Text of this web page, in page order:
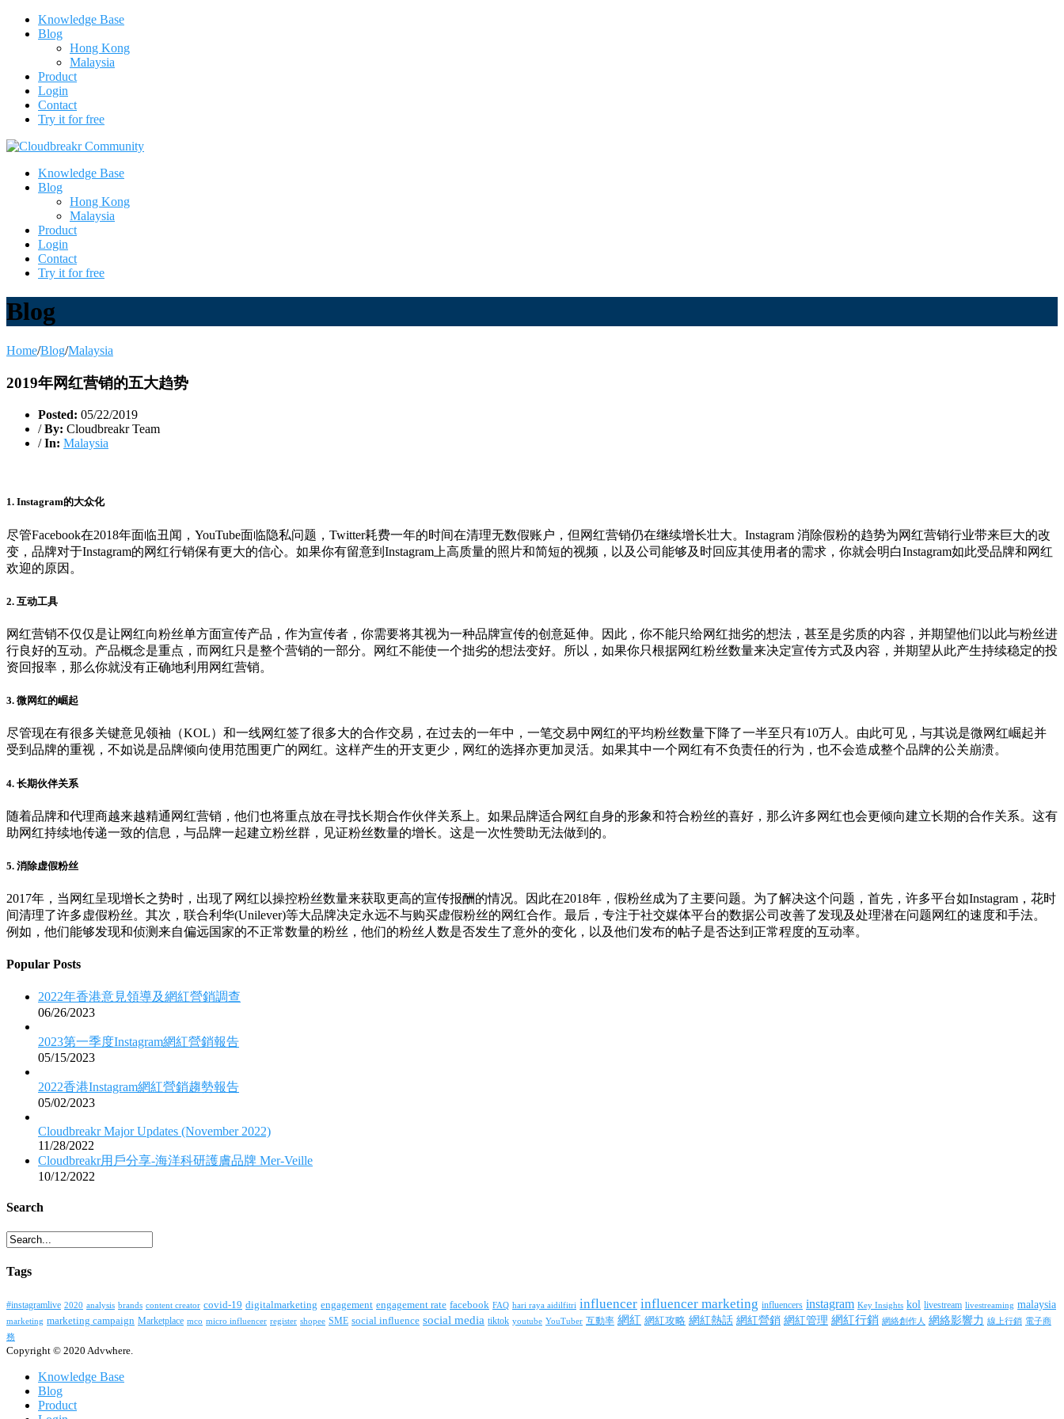
Knowledge Base
Blog
Hong Kong
Malaysia
Product
Login
Contact
Try it for free
Knowledge Base
Blog
Hong Kong
Malaysia
Product
Login
Contact
Try it for free
Blog
Home/Blog/Malaysia
2019年网红营销的五大趋势
Posted: 05/22/2019
/ By: Cloudbreakr Team
/ In: Malaysia
1. Instagram的大众化
尽管Facebook在2018年面临丑闻，YouTube面临隐私问题，Twitter耗费一年的时间在清理无数假账户，但网红营销仍在继续增长壮大。Instagram 消除假粉的趋势为网红营销行业带来巨大的改
变，品牌对于Instagram的网红行销保有更大的信心。如果你有留意到Instagram上高质量的照片和简短的视频，以及公司能够及时回应其使用者的需求，你就会明白Instagram如此受品牌和网红
欢迎的原因。
2. 互动工具
网红营销不仅仅是让网红向粉丝单方面宣传产品，作为宣传者，你需要将其视为一种品牌宣传的创意延伸。因此，你不能只给网红拙劣的想法，甚至是劣质的内容，并期望他们以此与粉丝进
行良好的互动。产品概念是重点，而网红只是整个营销的一部分。网红不能使一个拙劣的想法变好。所以，如果你只根据网红粉丝数量来决定宣传方式及内容，并期望从此产生持续稳定的投
资回报率，那么你就没有正确地利用网红营销。
3. 微网红的崛起
尽管现在有很多关键意见领袖（KOL）和一线网红签了很多大的合作交易，在过去的一年中，一笔交易中网红的平均粉丝数量下降了一半至只有10万人。由此可见，与其说是微网红崛起并
受到品牌的重视，不如说是品牌倾向使用范围更广的网红。这样产生的开支更少，网红的选择亦更加灵活。如果其中一个网红有不负责任的行为，也不会造成整个品牌的公关崩溃。
4. 长期伙伴关系
随着品牌和代理商越来越精通网红营销，他们也将重点放在寻找长期合作伙伴关系上。如果品牌适合网红自身的形象和符合粉丝的喜好，那么许多网红也会更倾向建立长期的合作关系。这有
助网红持续地传递一致的信息，与品牌一起建立粉丝群，见证粉丝数量的增长。这是一次性赞助无法做到的。
5. 消除虚假粉丝
2017年，当网红呈现增长之势时，出现了网红以操控粉丝数量来获取更高的宣传报酬的情况。因此在2018年，假粉丝成为了主要问题。为了解决这个问题，首先，许多平台如Instagram，花时
间清理了许多虚假粉丝。其次，联合利华(Unilever)等大品牌决定永远不与购买虚假粉丝的网红合作。最后，专注于社交媒体平台的数据公司改善了发现及处理潜在问题网红的速度和手法。
例如，他们能够发现和侦测来自偏远国家的不正常数量的粉丝，他们的粉丝人数是否发生了意外的变化，以及他们发布的帖子是否达到正常程度的互动率。
Popular Posts
2022年香港意見領導及網紅營銷調查
06/26/2023
2023第一季度Instagram網紅營銷報告
05/15/2023
2022香港Instagram網紅營銷趨勢報告
05/02/2023
Cloudbreakr Major Updates (November 2022)
11/28/2022
Cloudbreakr用戶分享-海洋科研護膚品牌 Mer-Veille
10/12/2022
Search
Tags
#instagramlive 2020 analysis brands content creator covid-19 digitalmarketing engagement engagement rate facebook FAQ hari raya aidilfitri influencer influencer marketing influencers instagram Key Insights kol livestream livestreaming malaysia
marketing marketing campaign Marketplace mco micro influencer register shopee SME social influence social media tiktok youtube YouTuber 互動率 網紅 網紅攻略 網紅熱話 網紅營銷 網紅管理 網紅行銷 網絡創作人 網絡影響力 線上行銷 電子商
務
Copyright © 2020 Advwhere.
Knowledge Base
Blog
Product